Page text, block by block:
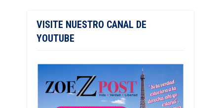
VISITE NUESTRO CANAL DE
YOUTUBE